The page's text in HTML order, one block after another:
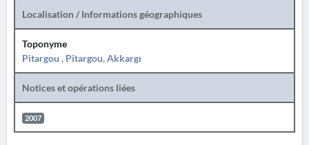
Localisation / Informations géographiques
Toponyme
Pitargou , Pitargou, Akkargı
Notices et opérations liées
2007